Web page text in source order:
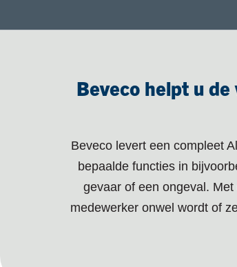
Beveco helpt u
Beveco levert een compleet
bepaalde functies in
gevaar of een ongeval.
medewerker onwel wordt of